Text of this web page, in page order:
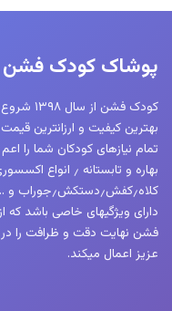
پوشاک کودک فشن
کودک
بهترین کیفیت و ارزانترین
بهاره و تابستانه ٫
دارای ویژگیهای خاصی باشد
فشن نهایت دقت و ظرافت را در
عزیز اعمال میکند.